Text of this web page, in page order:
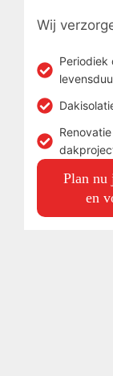
Wij
Periodiek
Plan nu
en